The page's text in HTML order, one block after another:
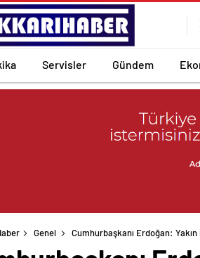
Servisler Gündem
Genel Cumhurbaşkanı Erdoğan: